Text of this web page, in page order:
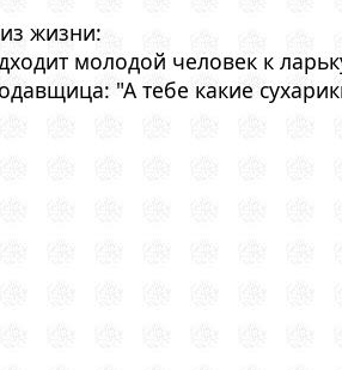
жизни:
молодой человек к
"А тебе какие